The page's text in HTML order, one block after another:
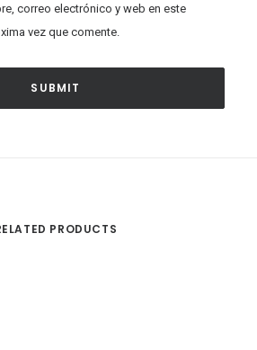
correo electrónico y web en este
vez que comente.
PRODUCTS